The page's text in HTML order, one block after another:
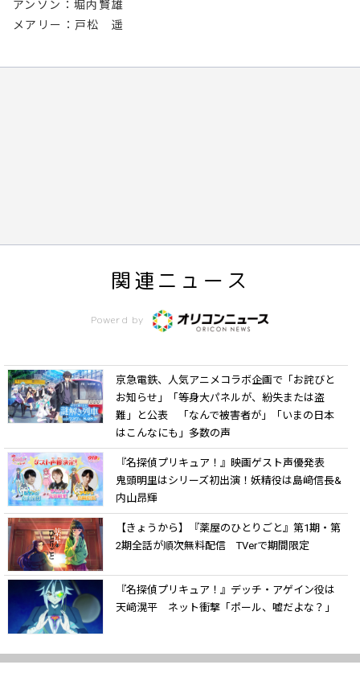
アンソン：堀内賢雄
メアリー：戸松 遥
関連ニュース
Powerd by
京急電鉄、人気アニメコラボ企画で「お詫びと
お知らせ」「等身大パネルが、紛失または盗
難」と公表 「なんで被害者が」「いまの日本
はこんなにも」多数の声
『名探偵プリキュア！』映画ゲスト声優発表
鬼頭明里はシリーズ初出演！妖精役は島﨑信長&
内山昂輝
【きょうから】『薬屋のひとりごと』第1期・第
2期全話が順次無料配信 TVerで期間限定
『名探偵プリキュア！』デッチ・アゲイン役は
天﨑滉平 ネット衝撃「ポール、嘘だよな？」